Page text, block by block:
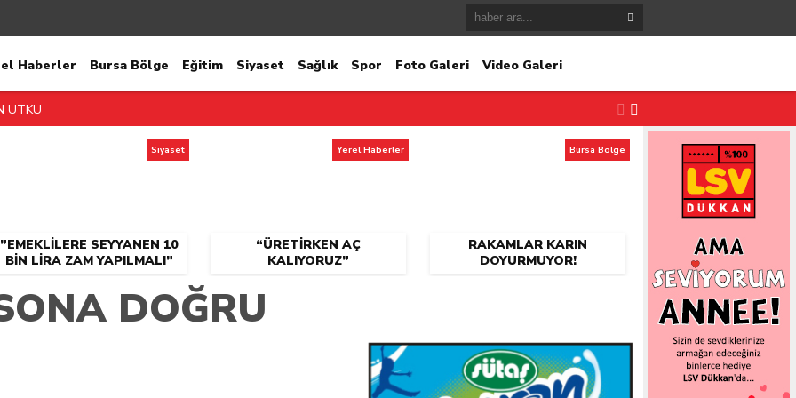
Haberler Bursa Bölge Eğitim Siyaset Sağlık Spor Foto Galeri Video Galeri
UTKU
KALMADI!
ALINIYOR!
COĞRAFİ İŞARETLE TAÇLANACAK
SEVİNCİ!
”EMEKLİLERE SEYYANEN 10
BİN LİRA ZAM YAPILMALI”
Siyaset
“ÜRETİRKEN AÇ
KALIYORUZ”
Yerel Haberler
RAKAMLAR KARIN
DOYURMUYOR!
Bursa Bölge
DOĞRU